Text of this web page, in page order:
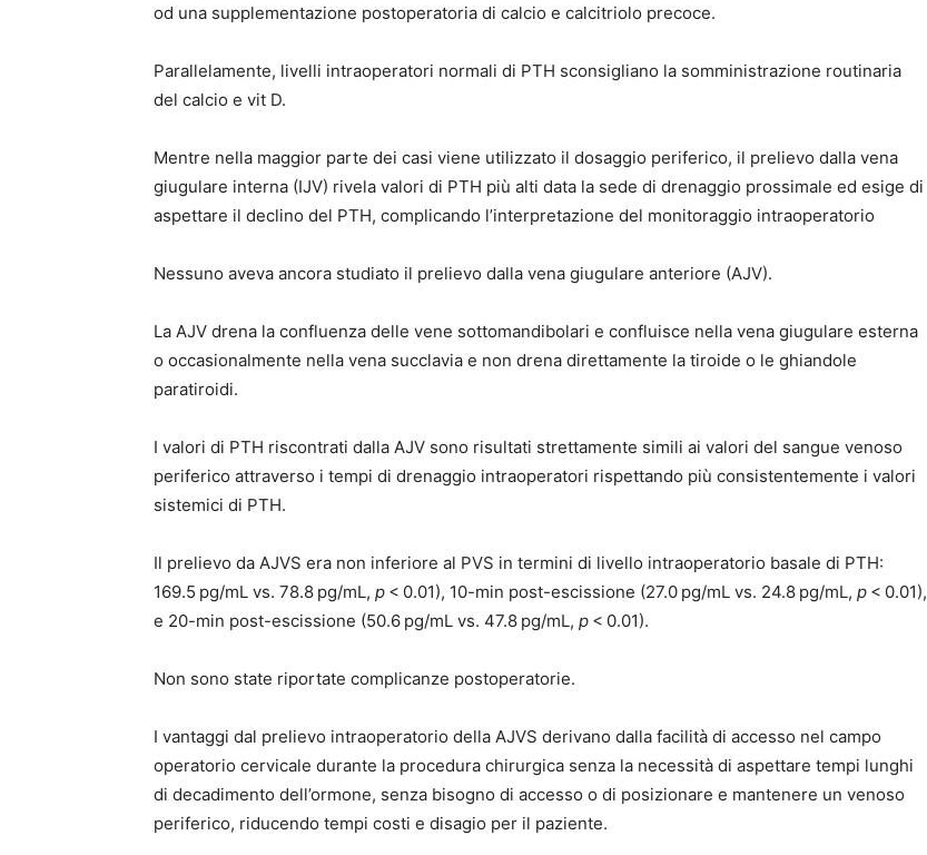
od una supplementazione postoperatoria di calcio e calcitriolo precoce.
Parallelamente, livelli intraoperatori normali di PTH sconsigliano la somministrazione routinaria
del calcio e vit D.
Mentre nella maggior parte dei casi viene utilizzato il dosaggio periferico, il prelievo dalla vena
giugulare interna (IJV) rivela valori di PTH più alti data la sede di drenaggio prossimale ed esige di
aspettare il declino del PTH, complicando l’interpretazione del monitoraggio intraoperatorio
Nessuno aveva ancora studiato il prelievo dalla vena giugulare anteriore (AJV).
La AJV drena la confluenza delle vene sottomandibolari e confluisce nella vena giugulare esterna
o occasionalmente nella vena succlavia e non drena direttamente la tiroide o le ghiandole
paratiroidi.
I valori di PTH riscontrati dalla AJV sono risultati strettamente simili ai valori del sangue venoso
periferico attraverso i tempi di drenaggio intraoperatori rispettando più consistentemente i valori
sistemici di PTH.
Il prelievo da AJVS era non inferiore al PVS in termini di livello intraoperatorio basale di PTH:
169.5 pg/mL vs. 78.8 pg/mL, p < 0.01), 10-min post-escissione (27.0 pg/mL vs. 24.8 pg/mL, p < 0.01),
e 20-min post-escissione (50.6 pg/mL vs. 47.8 pg/mL, p < 0.01).
Non sono state riportate complicanze postoperatorie.
I vantaggi dal prelievo intraoperatorio della AJVS derivano dalla facilità di accesso nel campo
operatorio cervicale durante la procedura chirurgica senza la necessità di aspettare tempi lunghi
di decadimento dell’ormone, senza bisogno di accesso o di posizionare e mantenere un venoso
periferico, riducendo tempi costi e disagio per il paziente.